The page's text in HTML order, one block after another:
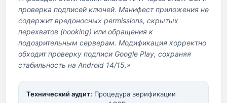
проверка подписей ключей. Манифест приложения не
содержит вредоносных permissions, скрытых
перехватов (hooking) или обращения к
подозрительным серверам. Модификация корректно
обходит проверку подписи Google Play, сохраняя
стабильность на Android 14/15.»
Технический аудит: Процедура верификации